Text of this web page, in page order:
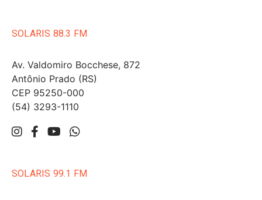
SOLARIS 88.3 FM
Av. Valdomiro Bocchese, 872
Antônio Prado (RS)
CEP 95250-000
(54) 3293-1110
SOLARIS 99.1 FM